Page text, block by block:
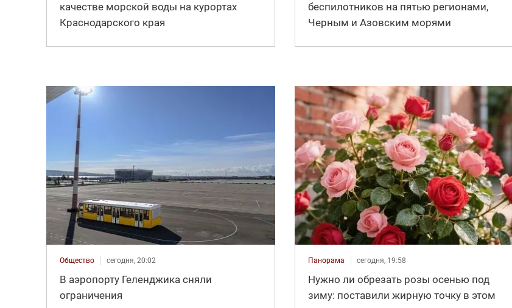
качестве морской воды на курортах
Краснодарского края
беспилотников на пятью регионами,
Черным и Азовским морями
Общество сегодня, 20:02
В аэропорту Геленджика сняли
ограничения
Панорама сегодня, 19:58
Нужно ли обрезать розы осенью под
зиму: поставили жирную точку в этом